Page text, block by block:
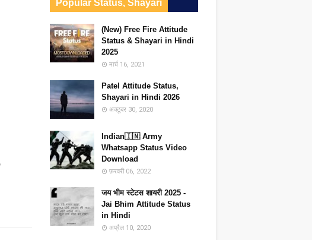
Popular Status, Shayari
(New) Free Fire Attitude
Status & Shayari in Hindi
2025
मार्च 16, 2021
Patel Attitude Status,
Shayari in Hindi 2026
अक्टूबर 30, 2020
Indian🇮🇳 Army
Whatsapp Status Video
Download
फ़रवरी 06, 2022
जय भीम स्टेटस शायरी 2025 -
Jai Bhim Attitude Status
in Hindi
अप्रैल 10, 2020